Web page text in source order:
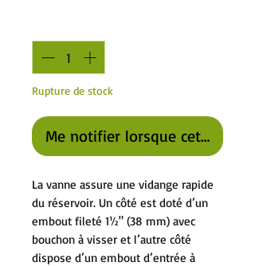
Rupture de stock
Me notifier lorsque cet article
La vanne assure une vidange rapide
du réservoir. Un côté est doté d’un
embout fileté 1½" (38 mm) avec
bouchon à visser et l’autre côté
dispose d’un embout d’entrée à